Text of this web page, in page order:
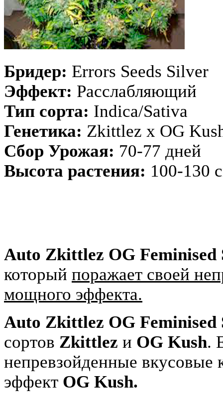
Бридер: Errors Seeds Silver
Эффект: Расслабляющий
Тип сорта: Indica/Sativa
Генетика: Zkittlez x OG
Сбор Урожая: 70-77 дней
Высота растения: 100-130
Auto Zkittlez OG Feminised
который поражает своей
мощного эффекта.
Auto Zkittlez OG Feminised
сортов Zkittlez и OG Kush.
непревзойденные вкусовые
эффект OG Kush.